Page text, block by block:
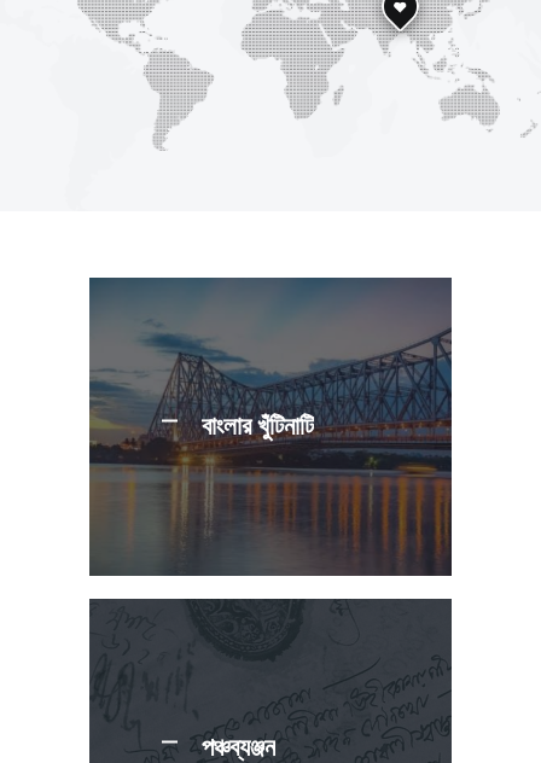
বাংলার খুঁটিনাটি
পঞ্চব্যঞ্জন